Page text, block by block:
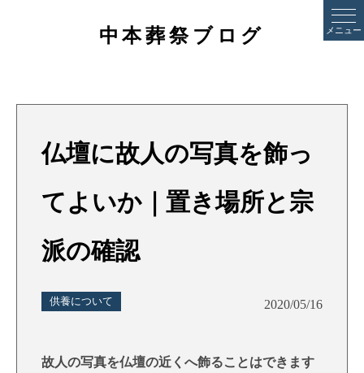
メニュー
中本葬祭ブログ
仏壇に故人の写真を飾っ
てよいか｜置き場所と宗
派の確認
供養について 2020/05/16
故人の写真を仏壇の近くへ飾ることはできます